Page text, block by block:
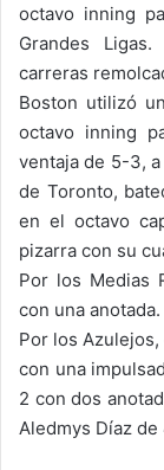
octavo inning
Grandes
carreras
Boston utilizó
octavo inning
ventaja de 5-3,
de Toronto,
en el octavo
pizarra con su
Por los Medias
con una
Por los
con una
2 con dos
Aledmys Díaz de